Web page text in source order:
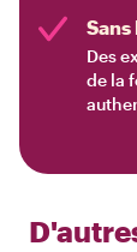
Des
de la